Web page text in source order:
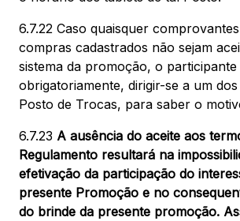
6.7.22 Caso quaisquer
compras cadastrados não sejam
sistema da promoção, o participante
obrigatoriamente, dirigir-se a um
Posto de Trocas, para saber o
6.7.23 A ausência do aceite aos
Regulamento resultará na
efetivação da participação do
presente Promoção e no
do brinde da presente promoção.